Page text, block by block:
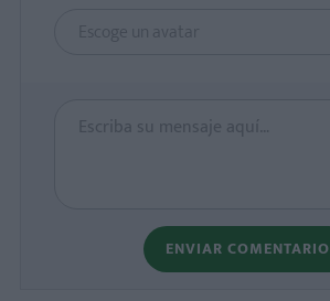
Escoge un avatar
ENVIAR COMENTARIO